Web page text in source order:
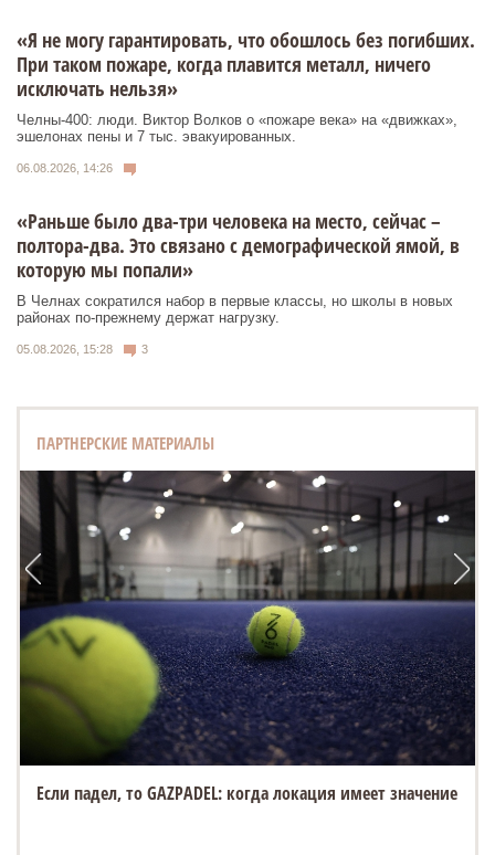
«Я не могу гарантировать, что обошлось без погибших.
При таком пожаре, когда плавится металл, ничего
исключать нельзя»
Челны-400: люди. Виктор Волков о «пожаре века» на «движках»,
эшелонах пены и 7 тыс. эвакуированных.
06.08.2026, 14:26
«Раньше было два-три человека на место, сейчас –
полтора-два. Это связано с демографической ямой, в
которую мы попали»
В Челнах сократился набор в первые классы, но школы в новых
районах по-прежнему держат нагрузку.
05.08.2026, 15:28 3
ПАРТНЕРСКИЕ МАТЕРИАЛЫ
Если падел, то GAZPADEL: когда локация имеет значение